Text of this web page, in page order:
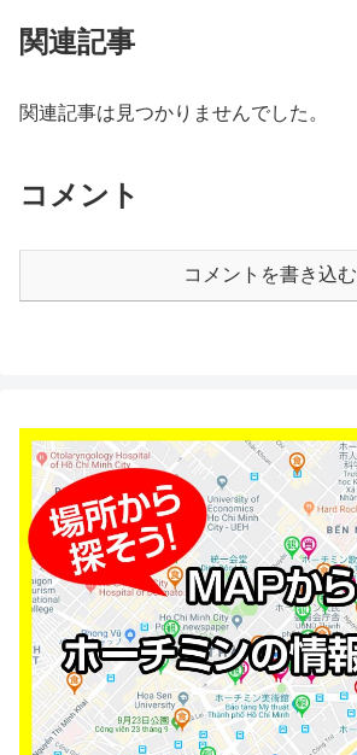
関連記事
関連記事は見つかりませんでした。
コメント
コメントを書き込む